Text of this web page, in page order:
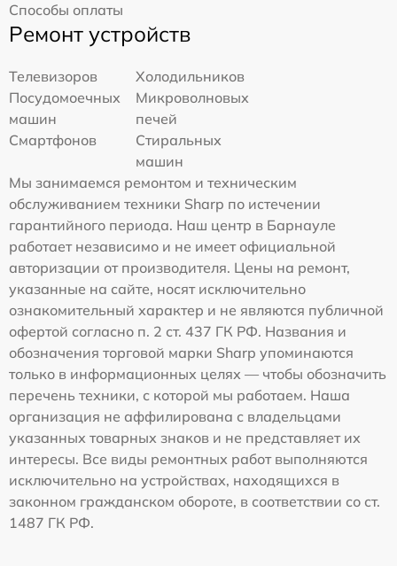
Способы оплаты
Ремонт устройств
Телевизоров
Холодильников
Посудомоечных
машин
Микроволновых
печей
Смартфонов
Стиральных
машин
Мы занимаемся ремонтом и техническим
обслуживанием техники Sharp по истечении
гарантийного периода. Наш центр в Барнауле
работает независимо и не имеет официальной
авторизации от производителя. Цены на ремонт,
указанные на сайте, носят исключительно
ознакомительный характер и не являются публичной
офертой согласно п. 2 ст. 437 ГК РФ. Названия и
обозначения торговой марки Sharp упоминаются
только в информационных целях — чтобы обозначить
перечень техники, с которой мы работаем. Наша
организация не аффилирована с владельцами
указанных товарных знаков и не представляет их
интересы. Все виды ремонтных работ выполняются
исключительно на устройствах, находящихся в
законном гражданском обороте, в соответствии со ст.
1487 ГК РФ.